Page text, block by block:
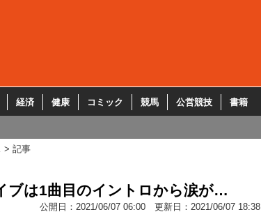
経済 健康 コミック 競馬 公営競技 書籍
記事
ブは1曲目のイントロから涙が…
公開日： 2021/06/07 06:00 更新日： 2021/06/07 18:38